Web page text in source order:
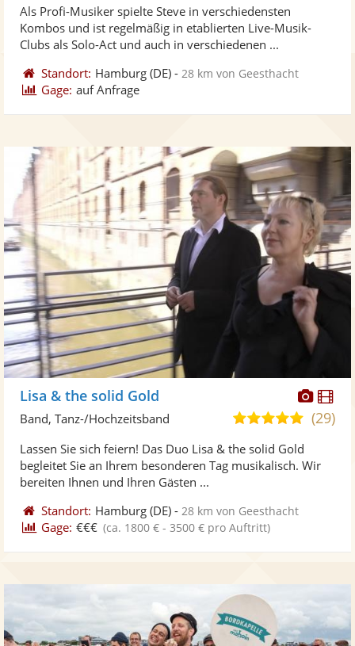
Als Profi-Musiker spielte Steve in verschiedensten
Kombos und ist regelmäßig in etablierten Live-Musik-
Clubs als Solo-Act und auch in verschiedenen ...
Standort: Hamburg (DE) - 28 km von Geesthacht
Gage: auf Anfrage
Lisa & the solid Gold
5,0
5
(29)
Band, Tanz-/Hochzeitsband
Lassen Sie sich feiern! Das Duo Lisa & the solid Gold
begleitet Sie an Ihrem besonderen Tag musikalisch. Wir
bereiten Ihnen und Ihren Gästen ...
Standort: Hamburg (DE) - 28 km von Geesthacht
Gage: €€€ (ca. 1800 € - 3500 € pro Auftritt)